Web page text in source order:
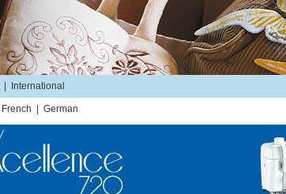
International
French German